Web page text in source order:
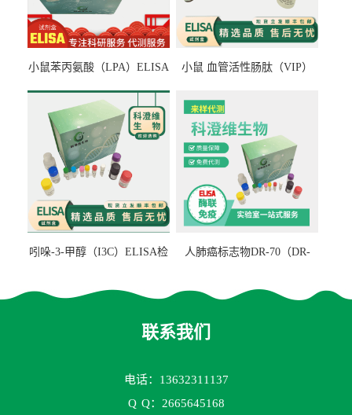
小鼠苯丙氨酸（LPA）ELISA
小鼠 血管活性肠肽（VIP）
吲哚-3-甲醇（I3C）ELISA检
人肺癌标志物DR-70（DR-
联系我们
电话：13632311137
Q Q：2665645168